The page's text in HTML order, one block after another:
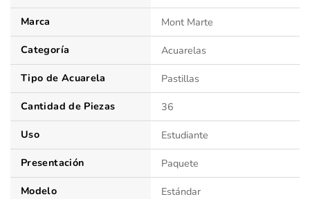
Marca
Mont Marte
Categoría
Acuarelas
Tipo de Acuarela
Pastillas
Cantidad de Piezas
36
Uso
Estudiante
Presentación
Paquete
Modelo
Estándar